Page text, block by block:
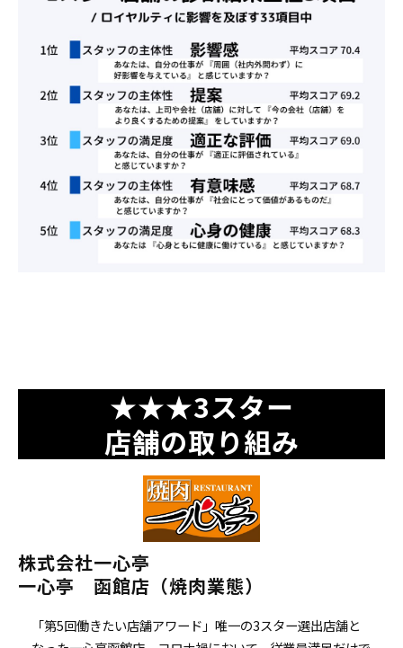
★★★3スター
店舗の取り組み
株式会社一心亭
一心亭　函館店（焼肉業態）
「第5回働きたい店舗アワード」唯一の3スター選出店舗と